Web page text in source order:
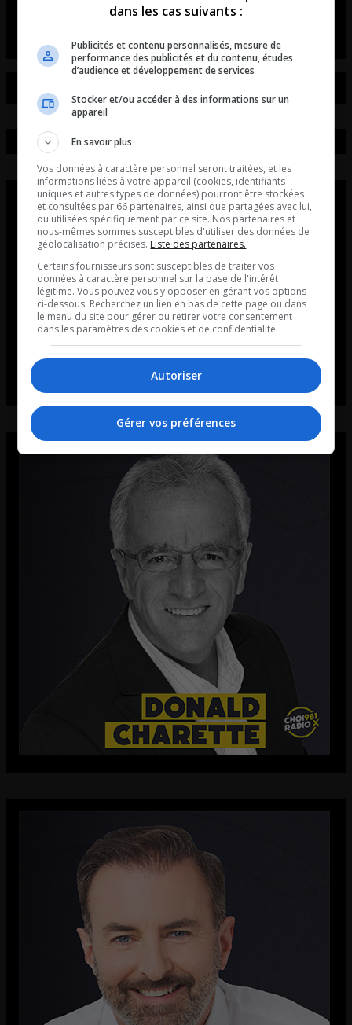
Entrevue avec Tristan Demers.
dans les cas suivants :
Publicités et contenu personnalisés, mesure de
performance des publicités et du contenu, études
d’audience et développement de services
Stocker et/ou accéder à des informations sur un
appareil
En savoir plus
Vos données à caractère personnel seront traitées, et les
informations liées à votre appareil (cookies, identifiants
uniques et autres types de données) pourront être stockées
et consultées par 66 partenaires, ainsi que partagées avec lui,
ou utilisées spécifiquement par ce site. Nos partenaires et
nous-mêmes sommes susceptibles d'utiliser des données de
géolocalisation précises. Liste des partenaires.
Certains fournisseurs sont susceptibles de traiter vos
données à caractère personnel sur la base de l'intérêt
légitime. Vous pouvez vous y opposer en gérant vos options
ci-dessous. Recherchez un lien en bas de cette page ou dans
le menu du site pour gérer ou retirer votre consentement
dans les paramètres des cookies et de confidentialité.
Autoriser
Gérer vos préférences